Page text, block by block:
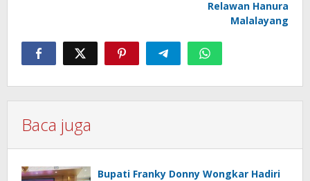
Relawan Hanura
Malalayang
Baca juga
Bupati Franky Donny Wongkar Hadiri